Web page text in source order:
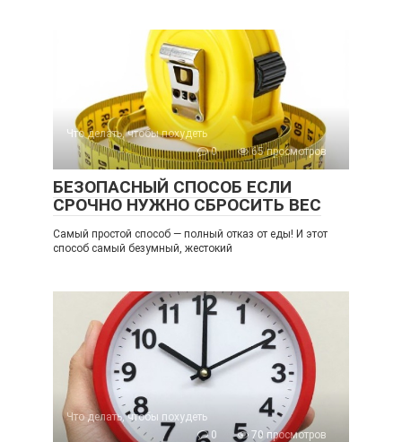
Что делать, чтобы похудеть
0
65 просмотров
БЕЗОПАСНЫЙ СПОСОБ ЕСЛИ
СРОЧНО НУЖНО СБРОСИТЬ ВЕС
Самый простой способ — полный отказ от еды! И этот
способ самый безумный, жестокий
Что делать, чтобы похудеть
0
70 просмотров